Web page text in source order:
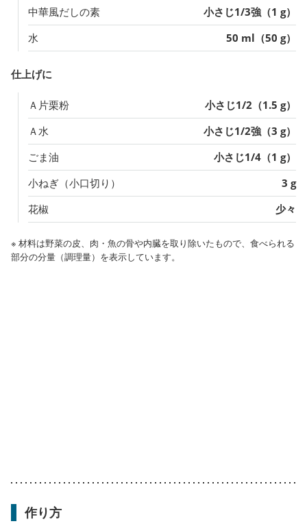
中華風だしの素
小さじ1/3強（1 g）
水
50 ml（50 g）
仕上げに
Ａ片栗粉
小さじ1/2（1.5 g）
Ａ水
小さじ1/2強（3 g）
ごま油
小さじ1/4（1 g）
小ねぎ（小口切り）
3 g
花椒
少々
※ 材料は野菜の皮、肉・魚の骨や内臓を取り除いたもので、食べられる
部分の分量（調理量）を表示しています。
作り方